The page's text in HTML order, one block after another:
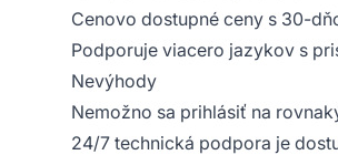
Cenovo dostupné ceny s 30-
Podporuje viacero jazykov s
Nevýhody
Nemožno sa prihlásiť na
24/7 technická podpora je